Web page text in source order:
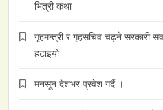
भित्री कथा
गृहमन्त्री र गृहसचिव चढ्ने सरकारी
हटाइयो
मनसून देशभर प्रवेश गर्दै ।